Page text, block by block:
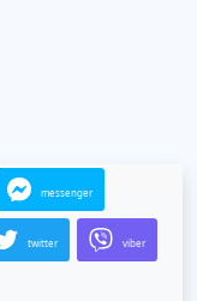
messenger
twitter viber